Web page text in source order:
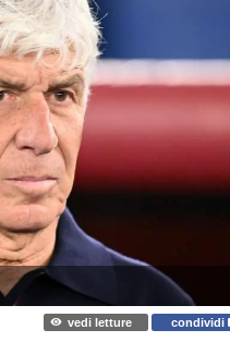
vedi letture condividi